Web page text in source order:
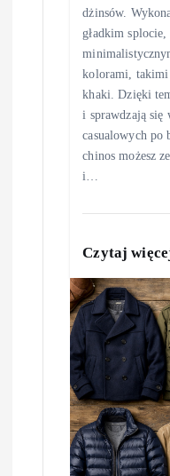
dżinsów.
gładkim
kolorami, takimi
khaki. Dzięki
i sprawdzają się
casualowych po
chinos możesz
i…
Czytaj